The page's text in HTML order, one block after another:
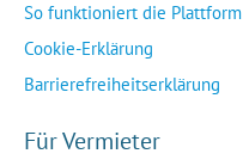
So funktioniert die Plattform
Cookie-Erklärung
Barrierefreiheitserklärung
Für Vermieter